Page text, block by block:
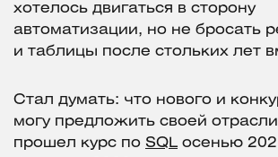
хотелось двигаться в сторону
автоматизации, но не бросать
и таблицы после стольких лет
Стал думать: что нового и
могу предложить своей
прошел курс по SQL осенью